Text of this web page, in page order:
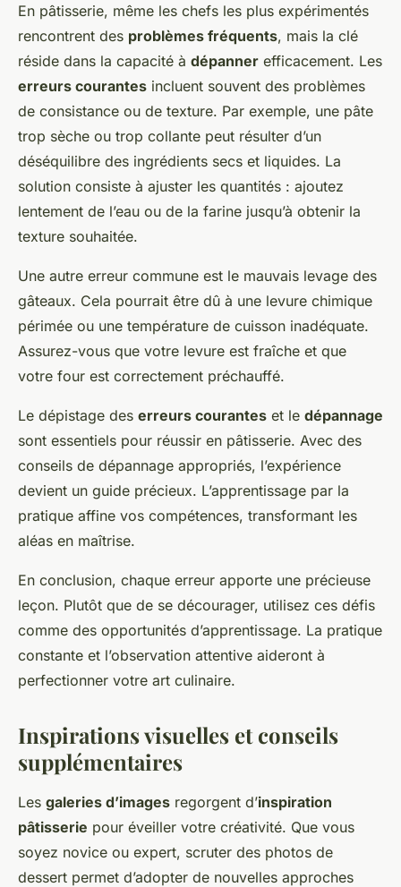
En pâtisserie, même les chefs les plus expérimentés
rencontrent des problèmes fréquents, mais la clé
réside dans la capacité à dépanner efficacement. Les
erreurs courantes incluent souvent des problèmes
de consistance ou de texture. Par exemple, une pâte
trop sèche ou trop collante peut résulter d’un
déséquilibre des ingrédients secs et liquides. La
solution consiste à ajuster les quantités : ajoutez
lentement de l’eau ou de la farine jusqu’à obtenir la
texture souhaitée.
Une autre erreur commune est le mauvais levage des
gâteaux. Cela pourrait être dû à une levure chimique
périmée ou une température de cuisson inadéquate.
Assurez-vous que votre levure est fraîche et que
votre four est correctement préchauffé.
Le dépistage des erreurs courantes et le dépannage
sont essentiels pour réussir en pâtisserie. Avec des
conseils de dépannage appropriés, l’expérience
devient un guide précieux. L’apprentissage par la
pratique affine vos compétences, transformant les
aléas en maîtrise.
En conclusion, chaque erreur apporte une précieuse
leçon. Plutôt que de se décourager, utilisez ces défis
comme des opportunités d’apprentissage. La pratique
constante et l’observation attentive aideront à
perfectionner votre art culinaire.
Inspirations visuelles et conseils
supplémentaires
Les galeries d’images regorgent d’inspiration
pâtisserie pour éveiller votre créativité. Que vous
soyez novice ou expert, scruter des photos de
dessert permet d’adopter de nouvelles approches